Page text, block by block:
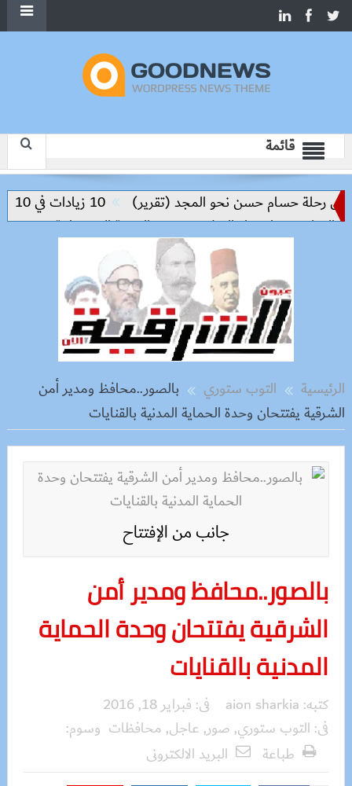
قائمة
رحلة حسام حسن نحو المجد (تقرير)
10 زيادات في 10 سنوات.. هل حان الوقت لرفع دعم البنزين نهائيا؟
مفتاح بناء السلام وتحقيق التنمية المستدامة
الرئيسية التوب ستوري
بالصور..محافظ ومدير أمن
الشرقية يفتتحان وحدة الحماية المدنية بالقنايات
جانب من الإفتتاح
بالصور..محافظ ومدير أمن
الشرقية يفتتحان وحدة الحماية
المدنية بالقنايات
كتبه: aion sharkia فى: فبراير 18, 2016
فى: التوب ستوري, صور, عاجل, محافظات وسوم:
طباعة
البريد الالكترونى